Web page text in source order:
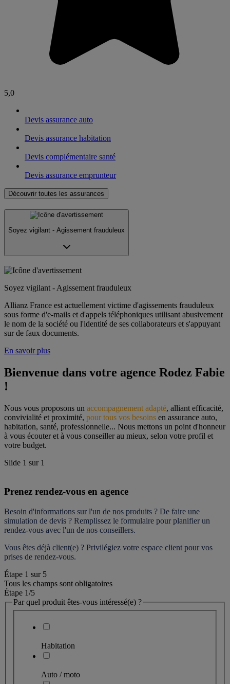
5,0
Devis assurance auto
Devis assurance habitation
Devis complémentaire santé
Devis assurance emprunteur
Découvrir toutes les assurances
Soyez vigilant - Agissement frauduleux
Soyez vigilant - Agissement frauduleux
Allianz France est actuellement victime d'agissements frauduleux
sous forme d'e-mails et d'appels téléphoniques utilisant abusivement
le nom de la société ou l'identité de ses collaborateurs et s'appuyant
sur de faux documents.
En savoir plus
Bienvenue dans votre agence Rodez Fabie
!
Nous vous proposons un accompagnement adapté, alliant efficacité,
convivialité et proximité, pour tous vos besoins en assurance auto,
habitation, santé, professionnelle... Nous mettons un point d'honneur
à vous écouter et à vous conseiller au mieux, selon votre profil et
votre budget.
Slide 1 sur 1
Prenez rendez-vous en agence
Besoin d'informations sur l'un de nos produits ? De faire une
simulation de devis ? Remplissez le formulaire pour planifier un
rendez-vous avec l'un de nos conseillers.
Vous êtes déjà client(e) ? Privilégiez votre espace client pour vos
prises de rendez-vous.
Étape 1 sur 5
Tous les champs sont obligatoires
Étape 1/5
Par quel produit êtes-vous intéressé(e) ?
Habitation
Auto / moto